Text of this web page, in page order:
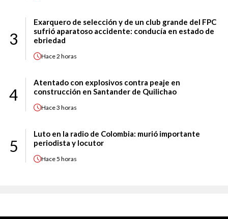
3
Exarquero de selección y de un club grande del FPC
sufrió aparatoso accidente: conducía en estado de
ebriedad
Hace2 horas
4
Atentado con explosivos contra peaje en
construcción en Santander de Quilichao
Hace3 horas
5
Luto en la radio de Colombia: murió importante
periodista y locutor
Hace5 horas